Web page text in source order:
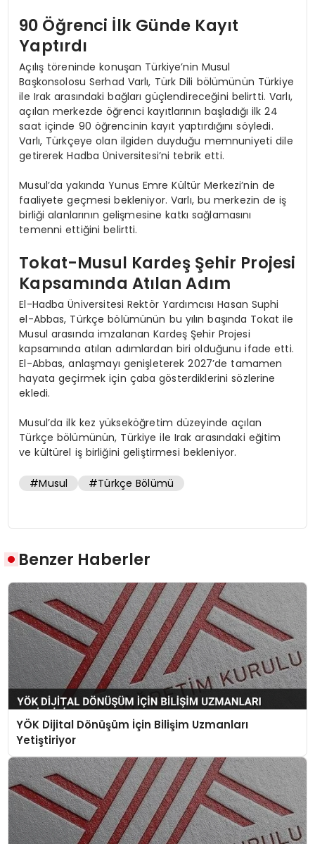
90 Öğrenci İlk Günde Kayıt
Yaptırdı
Açılış töreninde konuşan Türkiye’nin Musul
Başkonsolosu Serhad Varlı, Türk Dili bölümünün Türkiye
ile Irak arasındaki bağları güçlendireceğini belirtti. Varlı,
açılan merkezde öğrenci kayıtlarının başladığı ilk 24
saat içinde 90 öğrencinin kayıt yaptırdığını söyledi.
Varlı, Türkçeye olan ilgiden duyduğu memnuniyeti dile
getirerek Hadba Üniversitesi’ni tebrik etti.
Musul’da yakında Yunus Emre Kültür Merkezi’nin de
faaliyete geçmesi bekleniyor. Varlı, bu merkezin de iş
birliği alanlarının gelişmesine katkı sağlamasını
temenni ettiğini belirtti.
Tokat-Musul Kardeş Şehir Projesi
Kapsamında Atılan Adım
El-Hadba Üniversitesi Rektör Yardımcısı Hasan Suphi
el-Abbas, Türkçe bölümünün bu yılın başında Tokat ile
Musul arasında imzalanan Kardeş Şehir Projesi
kapsamında atılan adımlardan biri olduğunu ifade etti.
El-Abbas, anlaşmayı genişleterek 2027’de tamamen
hayata geçirmek için çaba gösterdiklerini sözlerine
ekledi.
Musul’da ilk kez yükseköğretim düzeyinde açılan
Türkçe bölümünün, Türkiye ile Irak arasındaki eğitim
ve kültürel iş birliğini geliştirmesi bekleniyor.
#Musul #Türkçe Bölümü
Benzer Haberler
YÖK Dijital Dönüşüm İçin Bilişim Uzmanları
Yetiştiriyor